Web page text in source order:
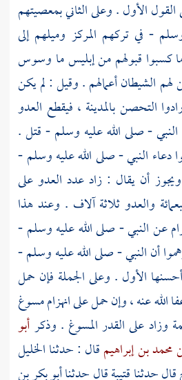
القول الأول . وعلى الثاني بمعصيتهم
- في تركهم المركز وميلهم إلى
كسبوا قبولهم من إبليس ما وسوس
لهم الشيطان أعمالهم . وقيل : لم يكن
التحصنبالمدينة ، فيقطع العدو
- صلى الله عليه وسلم - قتل .
دعاء النبي - صلى الله عليه وسلم -
أن يقال : زاد عدد العدو على
والعدو ثلاثة آلاف . وعند هذا
عن النبي - صلى الله عليه وسلم -
أن النبي - صلى الله عليه وسلم -
الأول . وعلى الجملة فإن حمل
الله عنه ، وإن حمل على انهزام مسوغ
وزاد على القدر المسوغ . وذكرأبو
بن إبراهيمقال : حدثناالخليل
قال حدثناقتيبةقال حدثناأبو بكر بن